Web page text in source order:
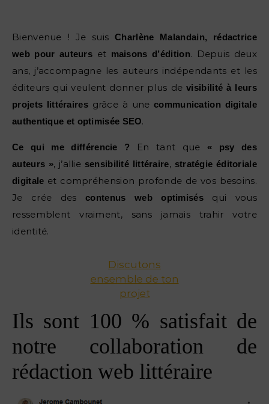
Bienvenue ! Je suis Charlène Malandain, rédactrice
web pour auteurs et maisons d’édition. Depuis deux
ans, j’accompagne les auteurs indépendants et les
éditeurs qui veulent donner plus devisibilité à leurs
projets littéraires grâce à unecommunication digitale
authentique et optimisée SEO.
Ce qui me différencie ? En tant que
« psy des
auteurs », j’allie sensibilité littéraire, stratégie éditoriale
digitale et compréhension profonde de vos besoins.
Je crée descontenus web optimisésqui vous
ressemblent vraiment, sans jamais trahir votre
identité.
Discutons
ensemble de ton
projet
Ils sont 100 % satisfait de
notre collaboration de
rédaction web littéraire